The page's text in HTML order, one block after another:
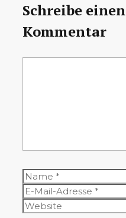
Schreibe einen
Kommentar
Name
E-
Mail-
Adresse
Website